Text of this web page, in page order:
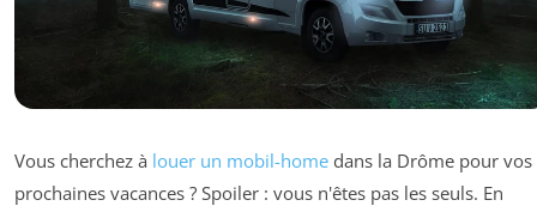
Vous cherchez à louer un mobil-home dans la Drôme pour vos
prochaines vacances ? Spoiler : vous n'êtes pas les seuls. En